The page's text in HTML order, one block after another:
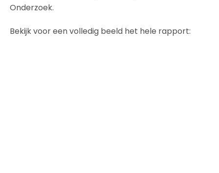
Onderzoek.
Bekijk voor een volledig beeld het hele rapport: